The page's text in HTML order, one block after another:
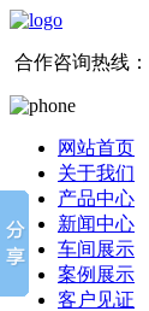
合作咨询热线：
网站首页
关于我们
产品中心
新闻中心
车间展示
案例展示
客户见证